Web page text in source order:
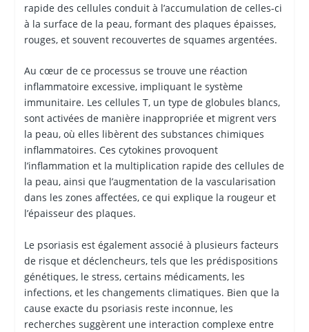
rapide des cellules conduit à l’accumulation de celles-ci
à la surface de la peau, formant des plaques épaisses,
rouges, et souvent recouvertes de squames argentées.
Au cœur de ce processus se trouve une réaction
inflammatoire excessive, impliquant le système
immunitaire. Les cellules T, un type de globules blancs,
sont activées de manière inappropriée et migrent vers
la peau, où elles libèrent des substances chimiques
inflammatoires. Ces cytokines provoquent
l’inflammation et la multiplication rapide des cellules de
la peau, ainsi que l’augmentation de la vascularisation
dans les zones affectées, ce qui explique la rougeur et
l’épaisseur des plaques.
Le psoriasis est également associé à plusieurs facteurs
de risque et déclencheurs, tels que les prédispositions
génétiques, le stress, certains médicaments, les
infections, et les changements climatiques. Bien que la
cause exacte du psoriasis reste inconnue, les
recherches suggèrent une interaction complexe entre